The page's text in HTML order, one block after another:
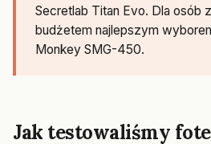
Secretlab Titan Evo. Dla osób
budżetem najlepszym
Monkey SMG-450.
Jak testowaliśmy